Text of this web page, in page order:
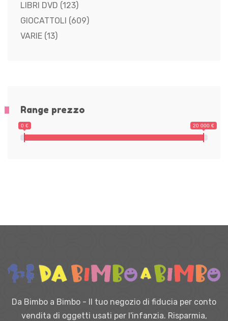
LIBRI DVD (123)
GIOCATTOLI (609)
VARIE (13)
Range prezzo
0 € 20 000 €
Da Bimbo a Bimbo - Il tuo negozio di fiducia per conto
vendita di oggetti usati per l'infanzia. Risparmia,